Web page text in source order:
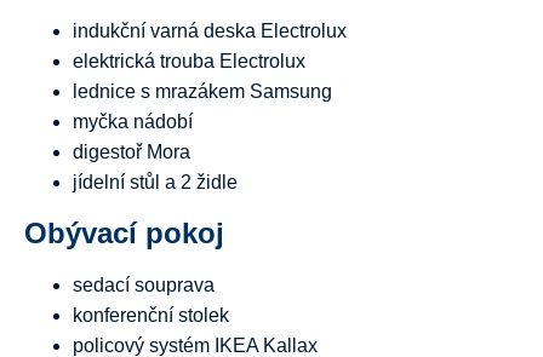
indukční varná deska Electrolux
elektrická trouba Electrolux
lednice s mrazákem Samsung
myčka nádobí
digestoř Mora
jídelní stůl a 2 židle
Obývací pokoj
sedací souprava
konferenční stolek
policový systém IKEA Kallax